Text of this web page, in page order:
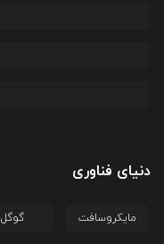
دنیای فناوری
مایکروسافت گوگل